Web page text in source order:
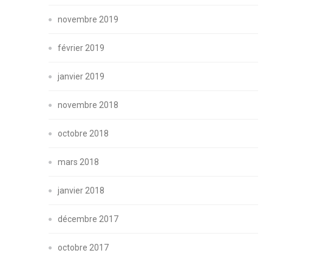
novembre 2019
février 2019
janvier 2019
novembre 2018
octobre 2018
mars 2018
janvier 2018
décembre 2017
octobre 2017